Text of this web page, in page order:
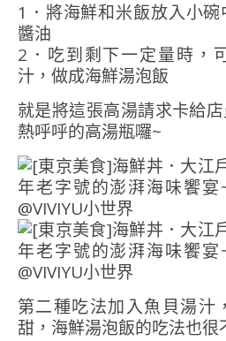
1．將海鮮和米飯放入小
醬油
2．吃到剩下一定量時，
汁，做成海鮮湯泡飯
就是將這張高湯請求卡給
熱呼呼的高湯瓶囉~
第二種吃法加入魚貝湯汁
甜，海鮮湯泡飯的吃法也很